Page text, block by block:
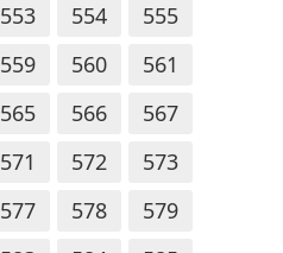
553 554
555
559 560
561
565 566
567
571 572
573
577 578
579